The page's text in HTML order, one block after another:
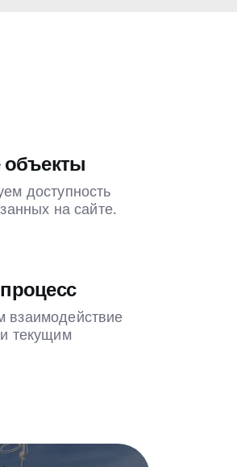
объекты
доступность
на сайте.
текущим